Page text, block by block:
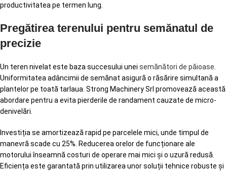
productivitatea pe termen lung.
Pregătirea terenului pentru semănatul de
precizie
Un teren nivelat este baza succesului unei semănători de păioase
Uniformitatea adâncimii de semănat asigură o răsărire simultană a
plantelor pe toată tarlaua. Strong Machinery Srl promovează această
abordare pentru a evita pierderile de randament cauzate de micro-
denivelări.
Investiția se amortizează rapid pe parcelele mici, unde timpul de
manevră scade cu 25%. Reducerea orelor de funcționare ale
motorului înseamnă costuri de operare mai mici și o uzură redusă.
Eficiența este garantată prin utilizarea unor soluții tehnice robuste și